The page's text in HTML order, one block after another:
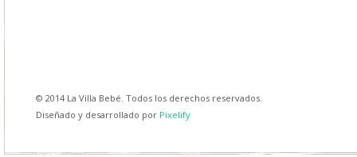
© 2014 La Villa Bebé. Todos los derechos reservados.
Diseñado y desarrollado por Pixelify